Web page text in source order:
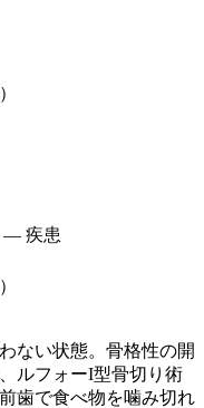
— 疾患
ない状態。骨格性の開
ルフォーI型骨切り術
歯で食べ物を噛み切れ